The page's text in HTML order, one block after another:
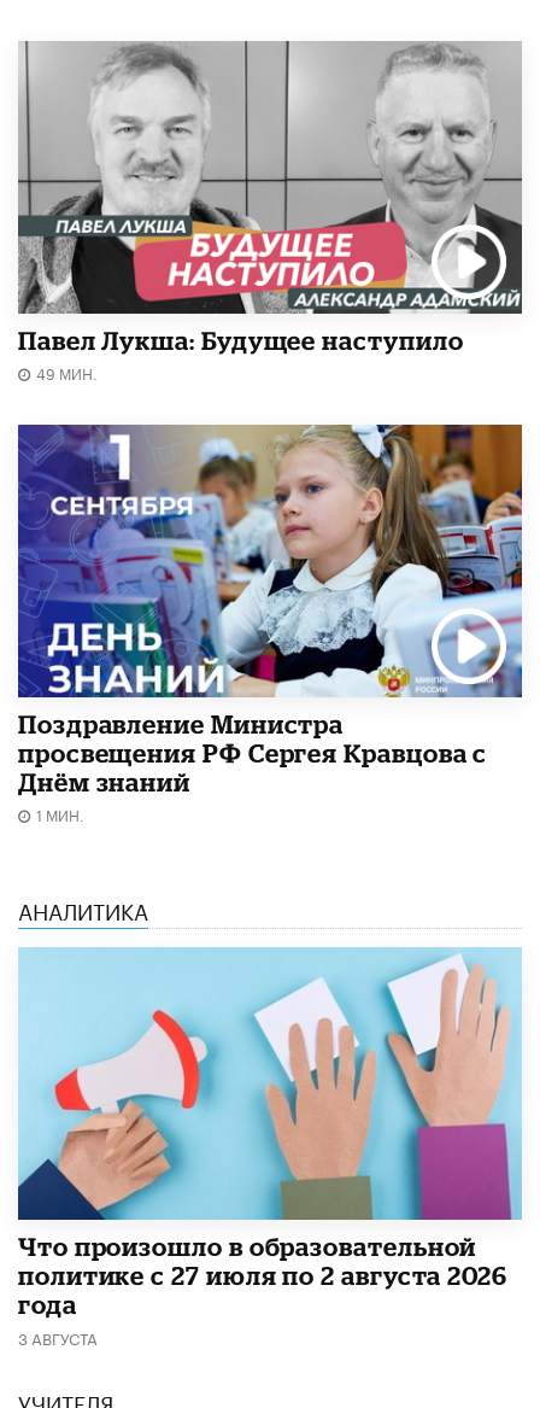
Павел Лукша: Будущее наступило
49 МИН.
Поздравление Министра
просвещения РФ Сергея Кравцова с
Днём знаний
1 МИН.
АНАЛИТИКА
​Что произошло в образовательной
политике с 27 июля по 2 августа 2026
года
3 АВГУСТА
УЧИТЕЛЯ